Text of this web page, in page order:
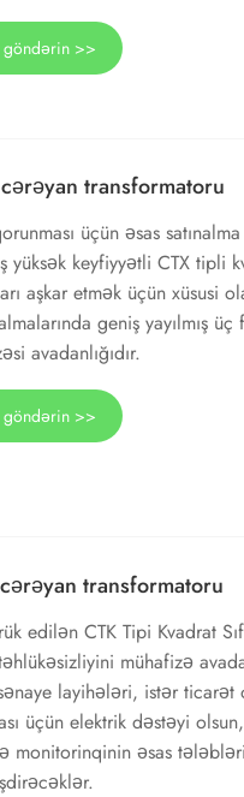
göndərin >>
cərəyan transformatoru
üçün əsas
keyfiyyətli CTX tipli
aşkar etmək üçün xüsusi
geniş yayılmış
avadanlığıdır.
göndərin >>
cərəyan transformatoru
CTK Tipi Kvadrat
mühafizə
layihələri, istər
üçün elektrik dəstəyi
monitorinqinin əsas